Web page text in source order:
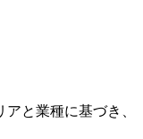
と業種に基づき、